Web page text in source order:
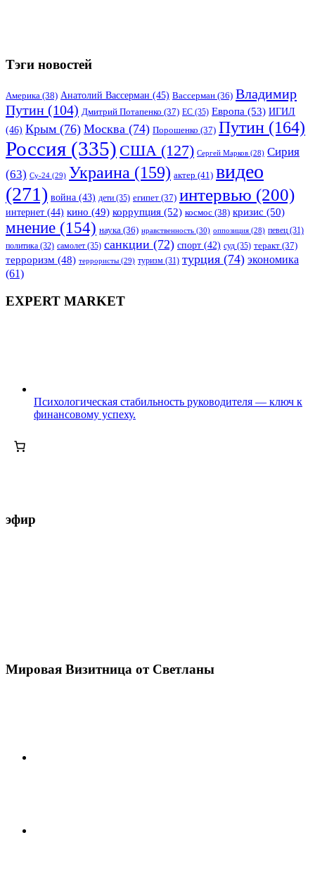
Тэги новостей
Америка (38) Анатолий Вассерман (45) Вассерман (36) Владимир
Путин (104) Дмитрий Потапенко (37) ЕС (35) Европа (53) ИГИЛ
(46) Крым (76) Москва (74) Порошенко (37) Путин (164)
Россия (335) США (127) Сергей Марков (28) Сирия
(63) Су-24 (29) Украина (159) актер (41) видео
(271) война (43) дети (35) египет (37) интервью (200)
интернет (44) кино (49) коррупция (52) космос (38) кризис (50)
мнение (154) наука (36) нравственность (30) оппозиция (28) певец (31)
политика (32) самолет (35) санкции (72) спорт (42) суд (35) теракт (37)
терроризм (48) террористы (29) туризм (31) турция (74) экономика
(61)
EXPERT MARKET
Психологическая стабильность руководителя — ключ к
финансовому успеху.
эфир
Мировая Визитница от Светланы